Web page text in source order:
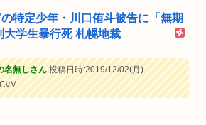
の特定少年・川口侑斗被告に「無期
大学生暴行死 札幌地裁
名無しさん投稿日時:2019/12/02(月)